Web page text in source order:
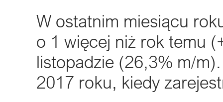
W ostatnim miesiącu
o 1 więcej niż rok temu
listopadzie (26,3% m/
2017 roku, kiedy